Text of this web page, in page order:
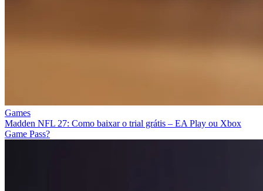
Games
Madden NFL 27: Como baixar o trial grátis – EA Play ou Xbox
Game Pass?